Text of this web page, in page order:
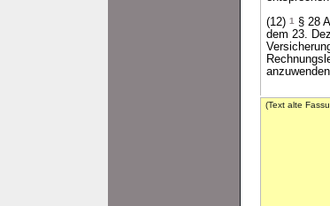
(12) 1
§ 28
dem 23.
(Text alte